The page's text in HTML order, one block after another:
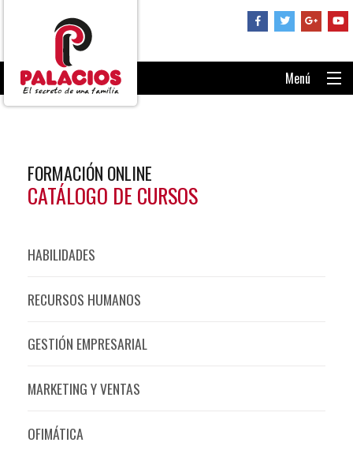
Menú
RECUPERAR CONTRASEÑA
CATÁLOGO DE CURSOS
FORMACIÓN ONLINE
HABILIDADES
RECURSOS HUMANOS
GESTIÓN EMPRESARIAL
MARKETING Y VENTAS
OFIMÁTICA